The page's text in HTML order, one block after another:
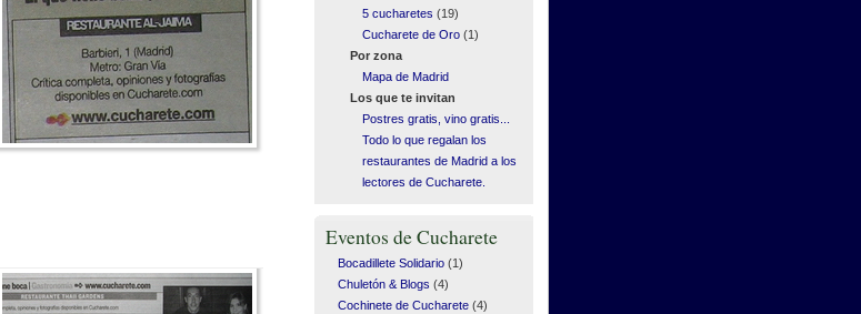
5 cucharetes (19)
Cucharete de Oro(1)
Por zona
Mapa de Madrid
Los que te invitan
Postres gratis, vino gratis...
Todo lo que regalan los
restaurantes de Madrid a los
lectores de Cucharete.
Eventos de Cucharete
Bocadillete Solidario(1)
Chuletón & Blogs (4)
Cochinete de Cucharete(4)